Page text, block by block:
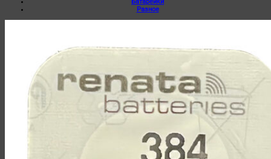
Батарейки
Разное